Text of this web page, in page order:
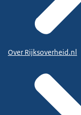
Over Rijksoverheid.nl